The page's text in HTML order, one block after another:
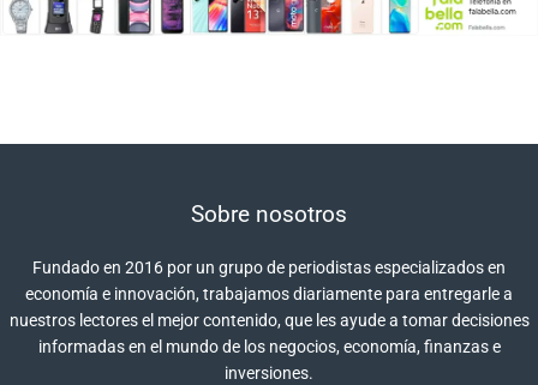
Sobre nosotros
Fundado en 2016 por un grupo de periodistas especializados en
economía e innovación, trabajamos diariamente para entregarle a
nuestros lectores el mejor contenido, que les ayude a tomar decisiones
informadas en el mundo de los negocios, economía, finanzas e
inversiones.